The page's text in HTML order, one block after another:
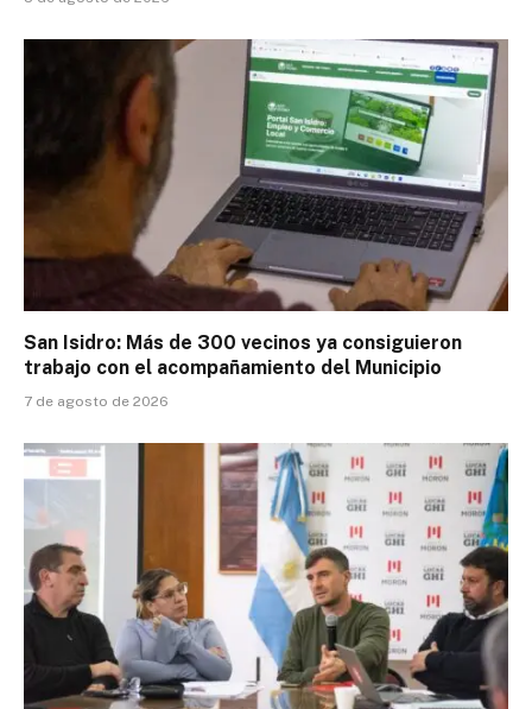
San Isidro: Más de 300 vecinos ya consiguieron
trabajo con el acompañamiento del Municipio
7 de agosto de 2026